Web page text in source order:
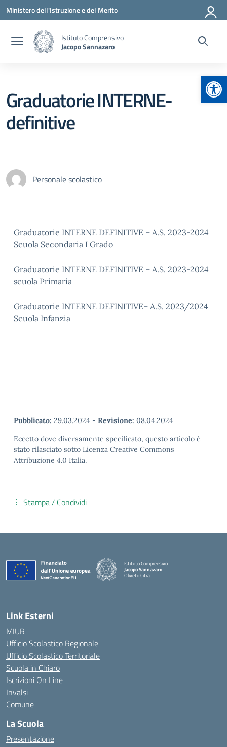
Vai ai contenuti
Vai al menu di navigazione
Vai al footer
Ministero dell'Istruzione e del Merito
Istituto Comprensivo
Jacopo Sannazaro
Graduatorie INTERNE-
definitive
Personale scolastico
Graduatorie INTERNE DEFINITIVE – A.S. 2023-2024
Scuola Secondaria I Grado
Graduatorie INTERNE DEFINITIVE – A.S. 2023-2024
scuola Primaria
Graduatorie INTERNE DEFINITIVE– A.S. 2023/2024
Scuola Infanzia
Pubblicato: 29.03.2024 - Revisione: 08.04.2024
Eccetto dove diversamente specificato, questo articolo è
stato rilasciato sotto Licenza Creative Commons
Attribuzione 4.0 Italia.
Stampa / Condividi
Istituto Comprensivo
Jacopo Sannazaro
Oliveto Citra
Link Esterni
MIUR
Ufficio Scolastico Regionale
Ufficio Scolastico Territoriale
Scuola in Chiaro
Iscrizioni On Line
Invalsi
Comune
La Scuola
Presentazione